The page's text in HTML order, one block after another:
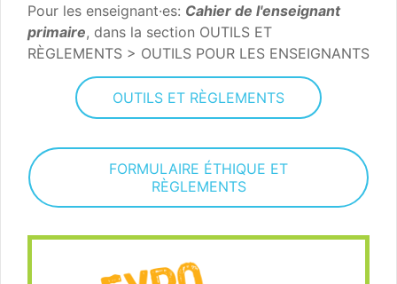
Pour les enseignant·es: Cahier de l'enseignant
primaire, dans la section OUTILS ET
RÈGLEMENTS > OUTILS POUR LES ENSEIGNANTS
OUTILS ET RÈGLEMENTS
FORMULAIRE ÉTHIQUE ET
RÈGLEMENTS